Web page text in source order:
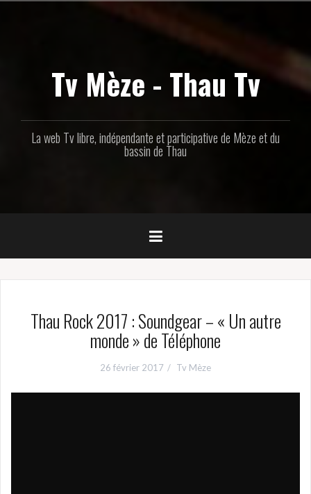
Tv Mèze - Thau Tv
La web Tv libre, indépendante et participative de Mèze et du
bassin de Thau
Thau Rock 2017 : Soundgear – « Un autre
monde » de Téléphone
26 février 2017 Tv Mèze